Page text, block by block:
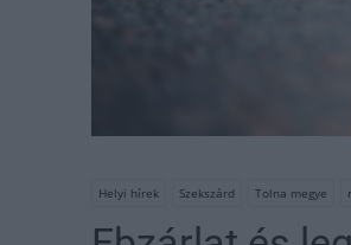
Helyi hírek Szekszárd Tolna megye